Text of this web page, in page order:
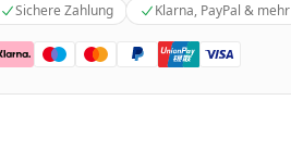
Sichere Zahlung Klarna, PayPal & mehr